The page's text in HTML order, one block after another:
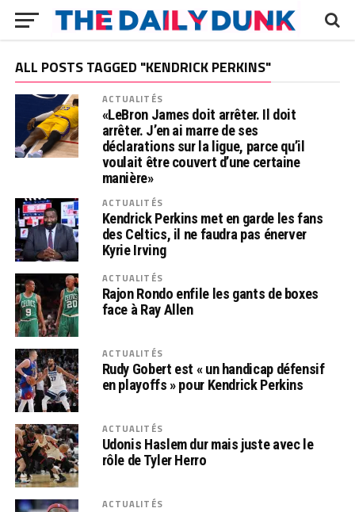
ALL POSTS TAGGED "KENDRICK PERKINS"
ACTUALITÉS
«LeBron James doit arrêter. Il doit
arrêter. J’en ai marre de ses
déclarations sur la ligue, parce qu’il
voulait être couvert d’une certaine
manière»
ACTUALITÉS
Kendrick Perkins met en garde les fans
des Celtics, il ne faudra pas énerver
Kyrie Irving
ACTUALITÉS
Rajon Rondo enfile les gants de boxes
face à Ray Allen
ACTUALITÉS
Rudy Gobert est « un handicap défensif
en playoffs » pour Kendrick Perkins
ACTUALITÉS
Udonis Haslem dur mais juste avec le
rôle de Tyler Herro
ACTUALITÉS